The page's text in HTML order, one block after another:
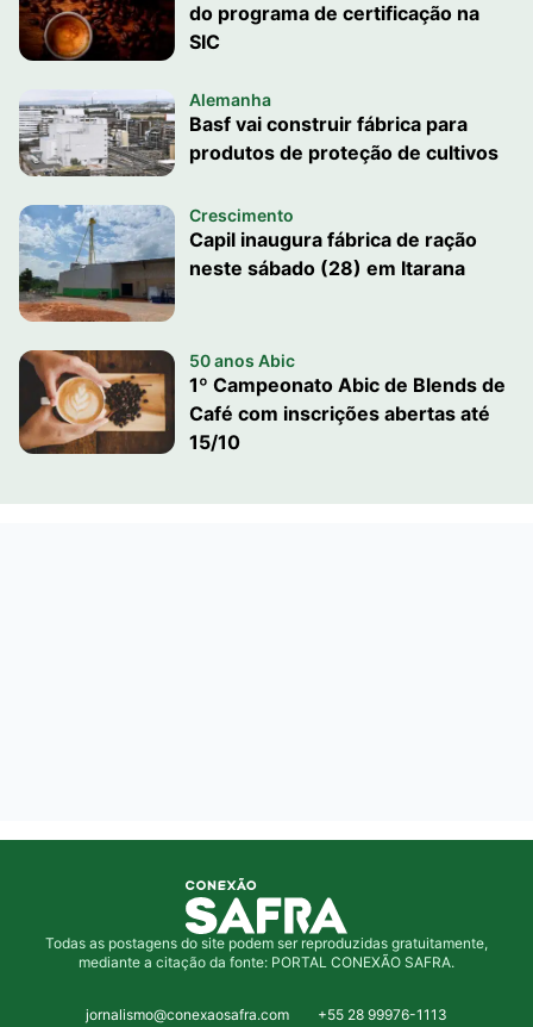
do programa de certificação na
SIC
Alemanha
Basf vai construir fábrica para
produtos de proteção de cultivos
Crescimento
Capil inaugura fábrica de ração
neste sábado (28) em Itarana
50 anos Abic
1º Campeonato Abic de Blends de
Café com inscrições abertas até
15/10
Todas as postagens do site podem ser reproduzidas gratuitamente,
mediante a citação da fonte: PORTAL CONEXÃO SAFRA.
jornalismo@conexaosafra.com +55 28 99976-1113